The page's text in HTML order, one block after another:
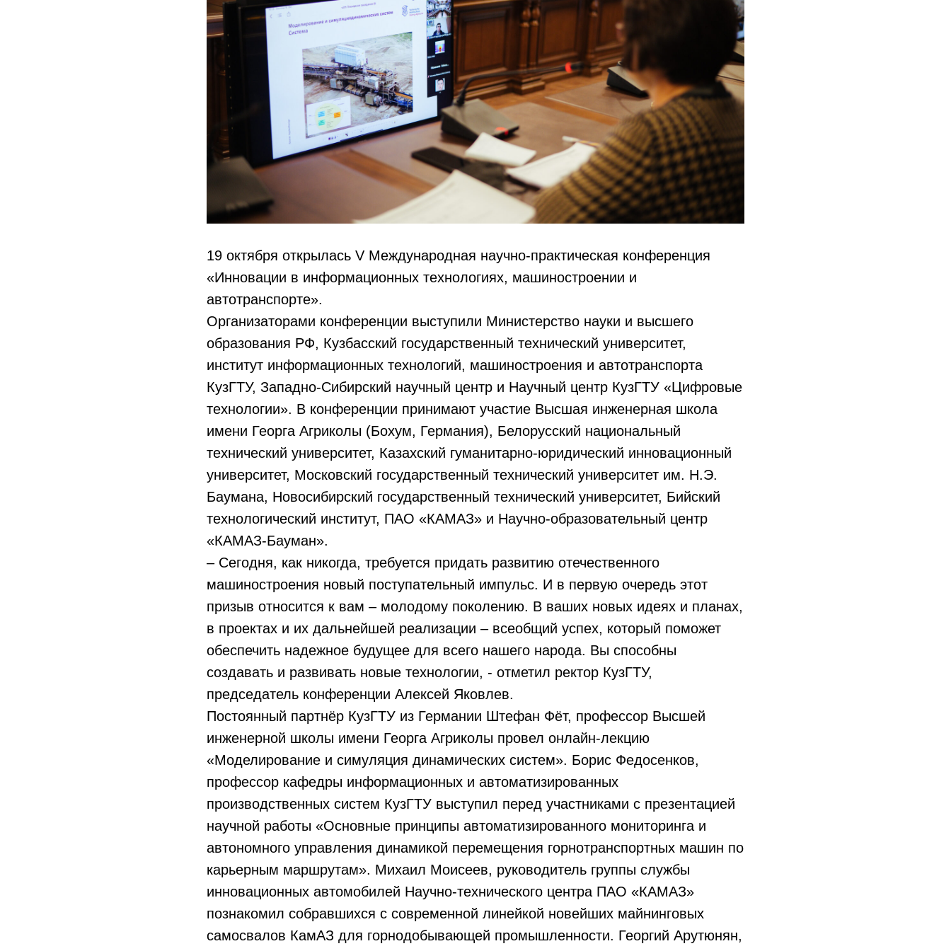
19 октября открылась V Международная научно-практическая конференция
«Инновации в информационных технологиях, машиностроении и
автотранспорте».
Организаторами конференции выступили Министерство науки и высшего
образования РФ, Кузбасский государственный технический университет,
институт информационных технологий, машиностроения и автотранспорта
КузГТУ, Западно-Сибирский научный центр и Научный центр КузГТУ «Цифровые
технологии». В конференции принимают участие Высшая инженерная школа
имени Георга Агриколы (Бохум, Германия), Белорусский национальный
технический университет, Казахский гуманитарно-юридический инновационный
университет, Московский государственный технический университет им. Н.Э.
Баумана, Новосибирский государственный технический университет, Бийский
технологический институт, ПАО «КАМАЗ» и Научно-образовательный центр
«КАМАЗ-Бауман».
– Сегодня, как никогда, требуется придать развитию отечественного
машиностроения новый поступательный импульс. И в первую очередь этот
призыв относится к вам – молодому поколению. В ваших новых идеях и планах,
в проектах и их дальнейшей реализации – всеобщий успех, который поможет
обеспечить надежное будущее для всего нашего народа. Вы способны
создавать и развивать новые технологии, - отметил ректор КузГТУ,
председатель конференции Алексей Яковлев.
Постоянный партнёр КузГТУ из Германии Штефан Фёт, профессор Высшей
инженерной школы имени Георга Агриколы провел онлайн-лекцию
«Моделирование и симуляция динамических систем». Борис Федосенков,
профессор кафедры информационных и автоматизированных
производственных систем КузГТУ выступил перед участниками с презентацией
научной работы «Основные принципы автоматизированного мониторинга и
автономного управления динамикой перемещения горнотранспортных машин по
карьерным маршрутам». Михаил Моисеев, руководитель группы службы
инновационных автомобилей Научно-технического центра ПАО «КАМАЗ»
познакомил собравшихся с современной линейкой новейших майнинговых
самосвалов КамАЗ для горнодобывающей промышленности. Георгий Арутюнян,